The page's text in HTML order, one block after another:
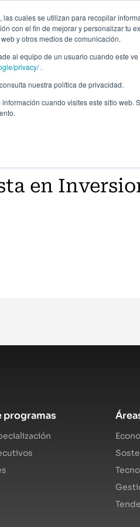
cuales se utilizan para recopilar
con el fin de mejorar y personalizar tu
y otros medios de comunicación.
al equipo de un usuario cuando este
privacy/.
nuestra política de privacidad.
cuando visites este sitio
en
programas